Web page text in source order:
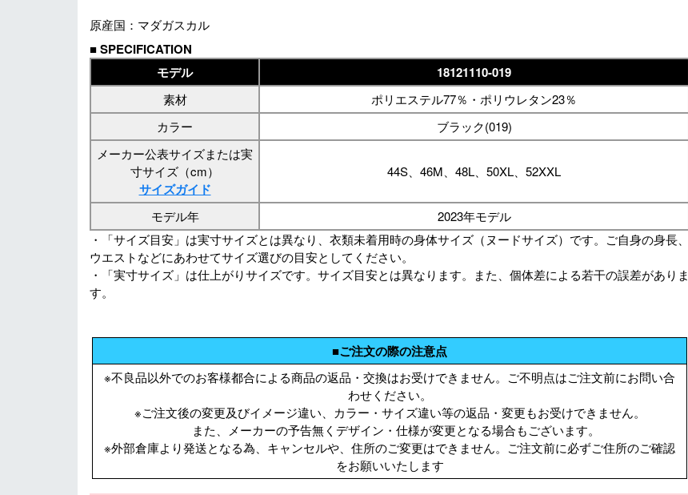
原産国：マダガスカル
■SPECIFICATION
モデル
18121110-019
素材
ポリエステル77％・ポリウレタン23％
カラー
ブラック(019)
メーカー公表サイズまたは実
寸サイズ（cm）
サイズガイド
44S、46M、48L、50XL、52XXL
モデル年
2023年モデル
・「サイズ目安」は実寸サイズとは異なり、衣類未着用時の身体サイズ（ヌードサイズ）です。ご自身の身長、
ウエストなどにあわせてサイズ選びの目安としてください。
・「実寸サイズ」は仕上がりサイズです。サイズ目安とは異なります。また、個体差による若干の誤差がありま
す。
■ご注文の際の注意点
※不良品以外でのお客様都合による商品の返品・交換はお受けできません。ご不明点はご注文前にお問い合
わせください。
※ご注文後の変更及びイメージ違い、カラー・サイズ違い等の返品・変更もお受けできません。
また、メーカーの予告無くデザイン・仕様が変更となる場合もございます。
※外部倉庫より発送となる為、キャンセルや、住所のご変更はできません。ご注文前に必ずご住所のご確認
をお願いいたします